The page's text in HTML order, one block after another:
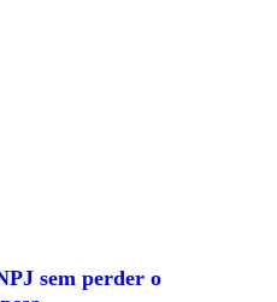
sem perder o